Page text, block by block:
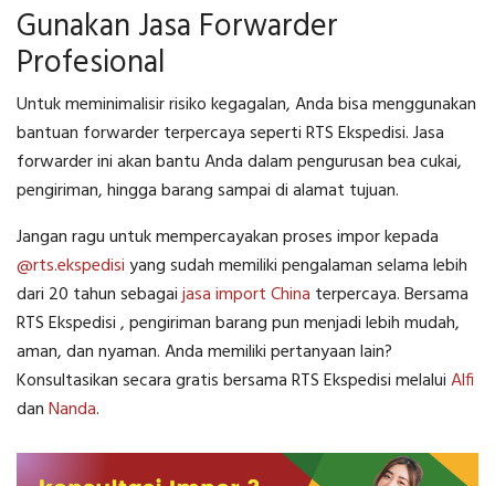
Gunakan Jasa Forwarder
Profesional
Untuk meminimalisir risiko kegagalan, Anda bisa menggunakan
bantuan forwarder terpercaya seperti RTS Ekspedisi. Jasa
forwarder ini akan bantu Anda dalam pengurusan bea cukai,
pengiriman, hingga barang sampai di alamat tujuan.
Jangan ragu untuk mempercayakan proses impor kepada
@rts.ekspedisiyang sudah memiliki pengalaman selama lebih
dari 20 tahun sebagaijasa import China terpercaya. Bersama
RTS Ekspedisi , pengiriman barang pun menjadi lebih mudah,
aman, dan nyaman. Anda memiliki pertanyaan lain?
Konsultasikan secara gratis bersama RTS Ekspedisi melaluiAlfi
danNanda.